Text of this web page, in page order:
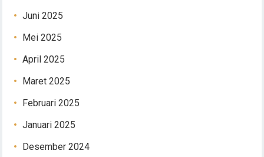
Juni 2025
Mei 2025
April 2025
Maret 2025
Februari 2025
Januari 2025
Desember 2024